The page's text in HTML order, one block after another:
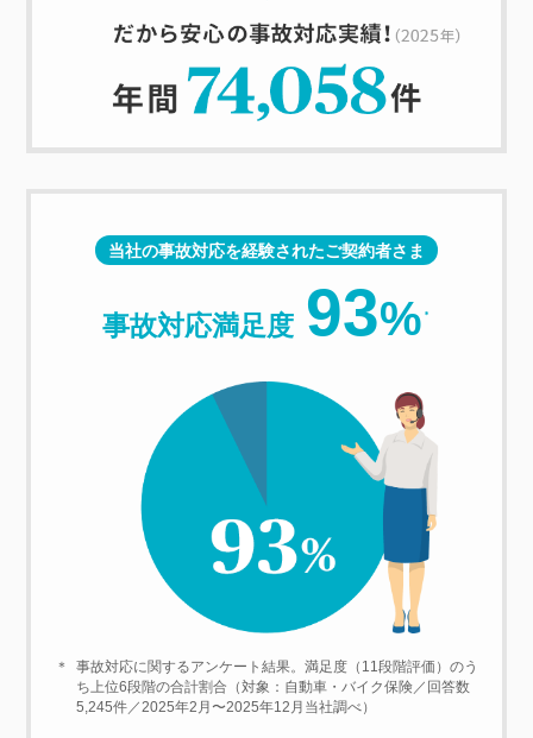
当社の事故対応を経験されたご契約者さま
事故対応満足度 93% ＊
＊
事故対応に関するアンケート結果。満足度（11段階評価）のう
ち上位6段階の合計割合（対象：自動車・バイク保険／回答数
5,245件／2025年2月〜2025年12月当社調べ）